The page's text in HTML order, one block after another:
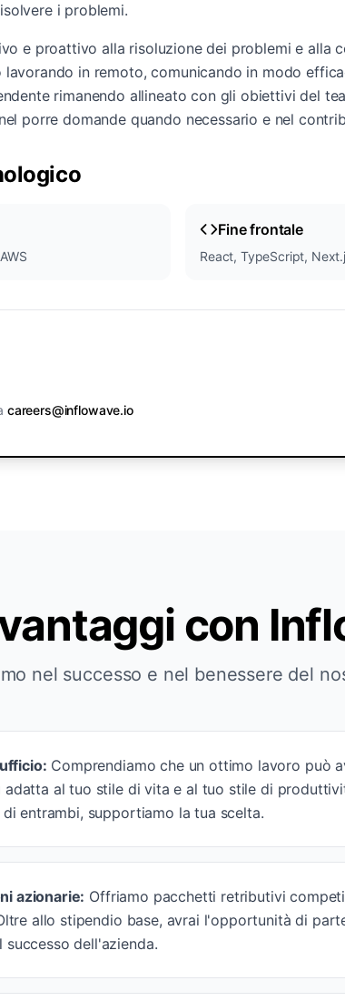
i problemi.
e proattivo alla risoluzione dei problemi e alla
in remoto, comunicando in modo
rimanendo allineato con gli obiettivi del
porre domande quando necessario e nel
Fine frontale
React, TypeScript,
careers@inflowave.io
con
nel successo e nel benessere del
: Comprendiamo che un ottimo lavoro può
al tuo stile di vita e al tuo stile di
entrambi, supportiamo la tua scelta.
azionarie: Offriamo pacchetti retributivi
allo stipendio base, avrai l'opportunità di
dell'azienda.